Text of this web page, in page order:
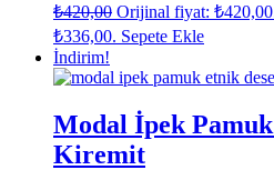
₺420,00 Orijinal fiyat:
₺336,00. Sepete Ekle
İndirim!
Modal İpek
Kiremit